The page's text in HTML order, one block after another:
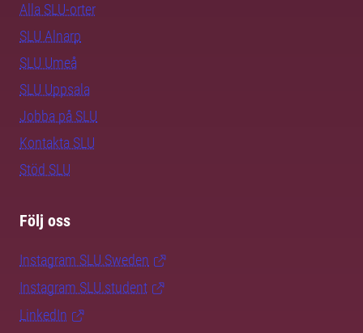
Alla SLU-orter
SLU Alnarp
SLU Umeå
SLU Uppsala
Jobba på SLU
Kontakta SLU
Stöd SLU
Följ oss
Instagram SLU.Sweden
Instagram SLU.student
LinkedIn